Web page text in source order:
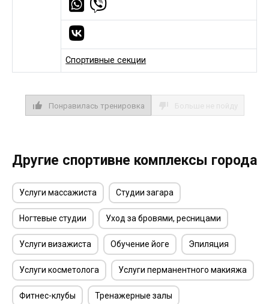
Спортивные секции
Понравилась тренировка
Другие спортивне комплексы города
Услуги массажиста Студии загара
Ногтевые студии Уход за бровями, ресницами
Услуги визажиста Обучение йоге Эпиляция
Услуги косметолога Услуги перманентного макияжа
Фитнес-клубы Тренажерные залы